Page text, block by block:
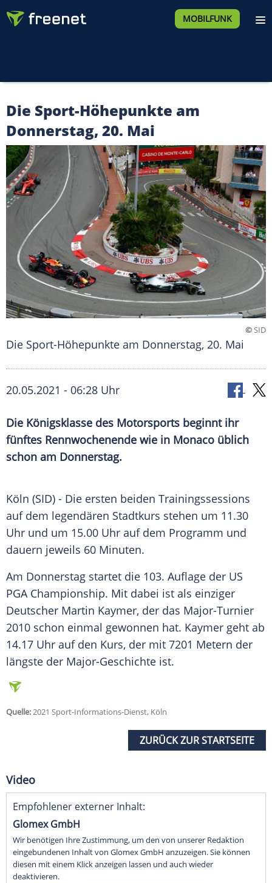
MOBILFUNK
Die Sport-Höhepunkte am
Donnerstag, 20. Mai
©SID
Die Sport-Höhepunkte am Donnerstag, 20. Mai
20.05.2021 - 06:28 Uhr
Die Königsklasse des Motorsports beginnt ihr
fünftes Rennwochenende wie in Monaco üblich
schon am Donnerstag.
Köln (SID) - Die ersten beiden Trainingssessions
auf dem legendären Stadtkurs stehen um 11.30
Uhr und um 15.00 Uhr auf dem Programm und
dauern jeweils 60 Minuten.
Am Donnerstag startet die 103. Auflage der US
PGA Championship. Mit dabei ist als einziger
Deutscher Martin Kaymer, der das Major-Turnier
2010 schon einmal gewonnen hat. Kaymer geht ab
14.17 Uhr auf den Kurs, der mit 7201 Metern der
längste der Major-Geschichte ist.
Quelle:2021 Sport-Informations-Dienst, Köln
ZURÜCK ZUR STARTSEITE
Video
Empfohlener externer Inhalt:
Glomex GmbH
Wir benötigen Ihre Zustimmung, um den von unserer Redaktion
eingebundenen Inhalt von Glomex GmbH anzuzeigen. Sie können
diesen mit einem Klick anzeigen lassen und auch wieder
deaktivieren.